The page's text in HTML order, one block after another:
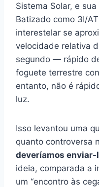
Sistema Solar, e
Batizado como 3I/
interestelar se
velocidade relativa
segundo — rápido
foguete terrestre
entanto, não é
luz.
Isso levantou uma
quanto controversa
deveríamos enviar-
ideia, comparada a
um “encontro às